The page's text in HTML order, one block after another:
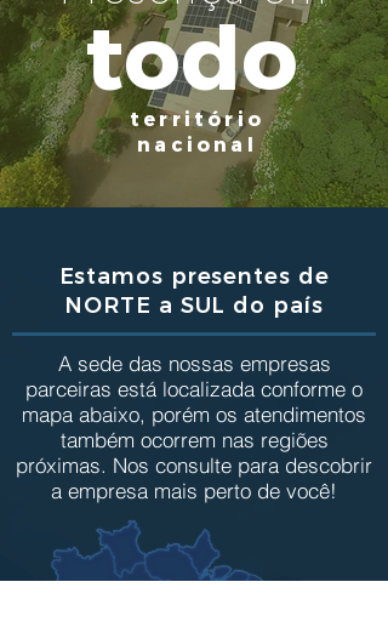
todo
território
nacional
Estamos presentes de
NORTE a SUL do país
A sede das nossas empresas
parceiras está localizada conforme o
mapa abaixo, porém os atendimentos
também ocorrem nas regiões
próximas. Nos consulte para descobrir
a empresa mais perto de você!